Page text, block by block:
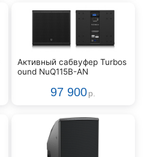
Активный сабвуфер Turbos
ound NuQ115B-AN
97 900 р.